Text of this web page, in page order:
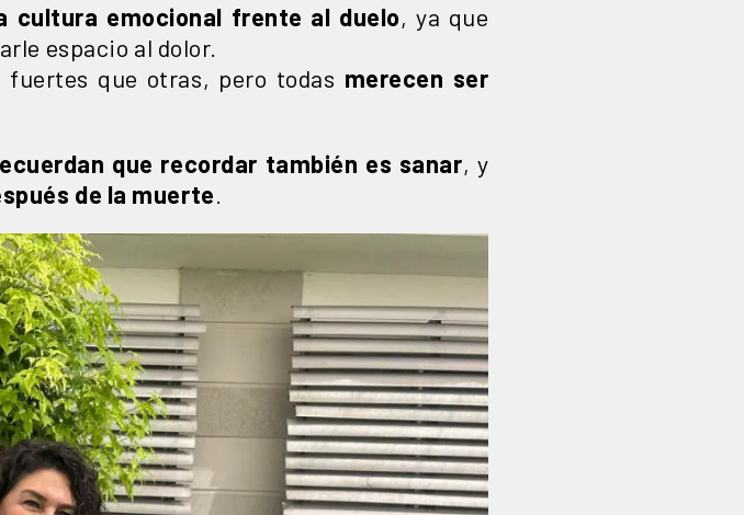
cultura emocional frente al duelo, ya que
espacio al dolor.
fuertes que otras, pero todas merecen ser
que recordar también es sanar, y
de la muerte